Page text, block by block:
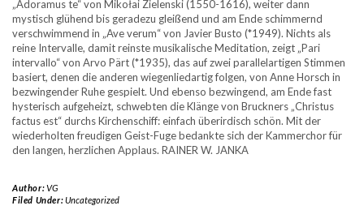
„Adoramus te“ von Mikołai Zielenski (1550-1616), weiter dann
mystisch glühend bis geradezu gleißend und am Ende schimmernd
verschwimmend in „Ave verum“ von Javier Busto (*1949). Nichts als
reine Intervalle, damit reinste musikalische Meditation, zeigt „Pari
intervallo“ von Arvo Pärt (*1935), das auf zwei parallelartigen Stimmen
basiert, denen die anderen wiegenliedartig folgen, von Anne Horsch in
bezwingender Ruhe gespielt. Und ebenso bezwingend, am Ende fast
hysterisch aufgeheizt, schwebten die Klänge von Bruckners „Christus
factus est“ durchs Kirchenschiff: einfach überirdisch schön. Mit der
wiederholten freudigen Geist-Fuge bedankte sich der Kammerchor für
den langen, herzlichen Applaus. RAINER W. JANKA
Author:VG
Filed Under:Uncategorized